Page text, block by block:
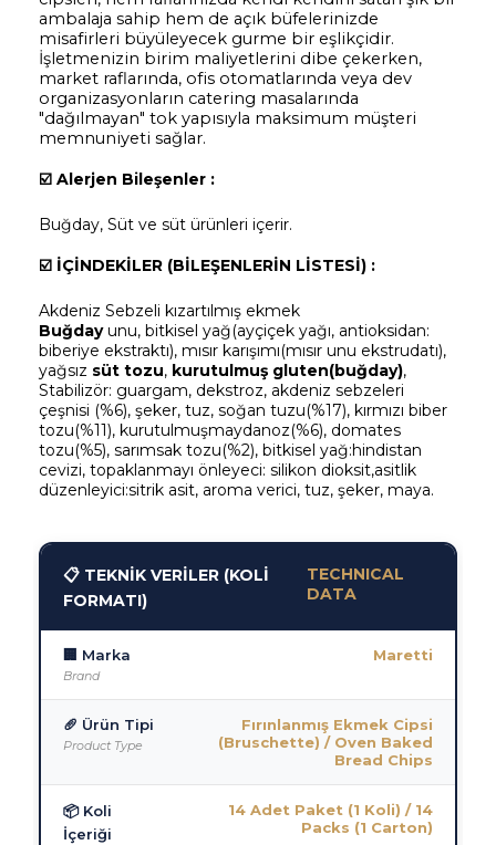
ambalaja sahip hem de açık büfelerinizde
misafirleri büyüleyecek gurme bir eşlikçidir.
İşletmenizin birim maliyetlerini dibe çekerken,
market raflarında, ofis otomatlarında veya dev
organizasyonların catering masalarında
"dağılmayan" tok yapısıyla maksimum müşteri
memnuniyeti sağlar.
☑️ Alerjen Bileşenler :
Buğday, Süt ve süt ürünleri içerir.
☑️ İÇİNDEKİLER (BİLEŞENLERİN LİSTESİ) :
Akdeniz Sebzeli kızartılmış ekmek
Buğdayunu, bitkisel yağ(ayçiçek yağı, antioksidan:
biberiye ekstraktı), mısır karışımı(mısır unu ekstrudatı),
yağsız süt tozu, kurutulmuş gluten(buğday),
Stabilizör: guargam, dekstroz, akdeniz sebzeleri
çeşnisi (%6), şeker, tuz, soğan tuzu(%17), kırmızı biber
tozu(%11), kurutulmuşmaydanoz(%6), domates
tozu(%5), sarımsak tozu(%2), bitkisel yağ:hindistan
cevizi, topaklanmayı önleyeci: silikon dioksit,asitlik
düzenleyici:sitrik asit, aroma verici, tuz, şeker, maya.
📋 TEKNİK VERİLER (KOLİ
FORMATI)
TECHNICAL
DATA
🏢 Marka
Brand
Maretti
🥖 Ürün Tipi
Product Type
Fırınlanmış Ekmek Cipsi
(Bruschette) / Oven Baked
Bread Chips
📦 Koli
İçeriği
14 Adet Paket (1 Koli) / 14
Packs (1 Carton)